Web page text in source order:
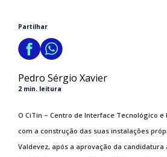
Partilhar
Pedro Sérgio Xavier
2 min. leitura
O CiTin – Centro de Interface Tecnológico
com a construção das suas instalações
Valdevez, após a aprovação da